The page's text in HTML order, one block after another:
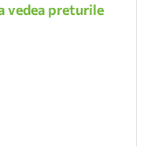
vedea preturile